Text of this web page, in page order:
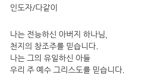
인도자/다같이
나는 전능하신 아버지 하나님,
천지의 창조주를 믿습니다.
나는 그의 유일하신 아들
우리 주 예수 그리스도를 믿습니다.